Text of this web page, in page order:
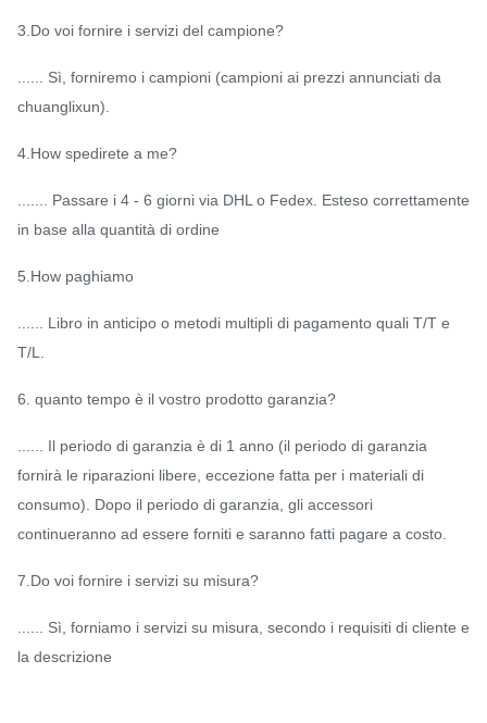
3.Do voi fornire i servizi del campione?
...... Sì, forniremo i campioni (campioni ai prezzi annunciati da
chuanglixun).
4.How spedirete a me?
....... Passare i 4 - 6 giorni via DHL o Fedex. Esteso correttamente
in base alla quantità di ordine
5.How paghiamo
...... Libro in anticipo o metodi multipli di pagamento quali T/T e
T/L.
6. quanto tempo è il vostro prodotto garanzia?
...... Il periodo di garanzia è di 1 anno (il periodo di garanzia
fornirà le riparazioni libere, eccezione fatta per i materiali di
consumo). Dopo il periodo di garanzia, gli accessori
continueranno ad essere forniti e saranno fatti pagare a costo.
7.Do voi fornire i servizi su misura?
...... Sì, forniamo i servizi su misura, secondo i requisiti di cliente e
la descrizione